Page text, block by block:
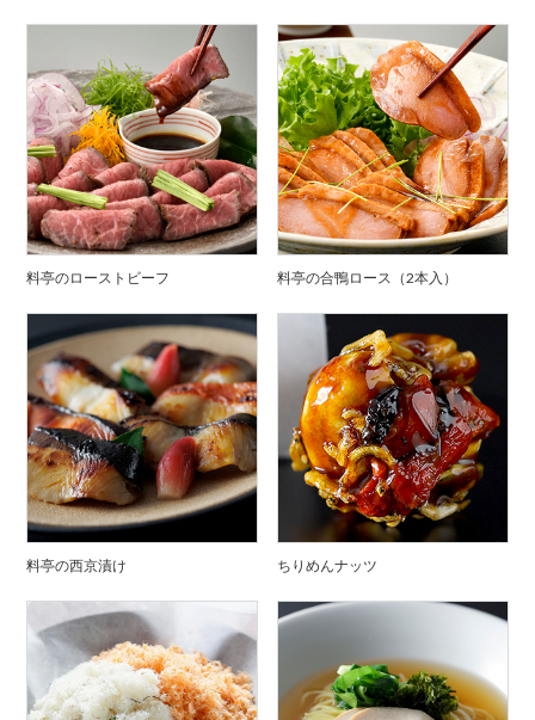
料亭のローストビーフ 料亭の合鴨ロース（2本入）
料亭の西京漬け ちりめんナッツ